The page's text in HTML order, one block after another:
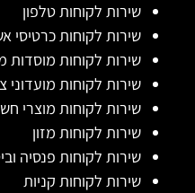
שירות לקוחות טלפון
שירות לקוחות כרטיסי
שירות לקוחות מוסדות
שירות לקוחות מועדוני
שירות לקוחות מוצרי
שירות לקוחות מזון
שירות לקוחות פנסיה
שירות לקוחות קניות